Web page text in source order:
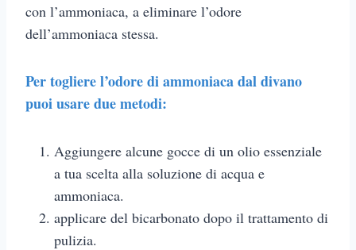
con l’ammoniaca, a eliminare l’odore
dell’ammoniaca stessa.
Per togliere l’odore di ammoniaca dal divano
puoi usare due metodi:
Aggiungere alcune gocce di un olio essenziale
a tua scelta alla soluzione di acqua e
ammoniaca.
applicare del bicarbonato dopo il trattamento di
pulizia.